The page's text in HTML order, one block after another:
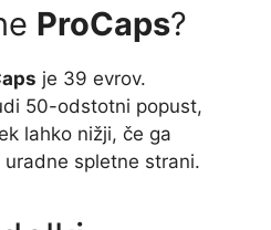
ProCaps?
je 39 evrov.
50-odstotni popust,
lahko nižji, če ga
spletne strani.